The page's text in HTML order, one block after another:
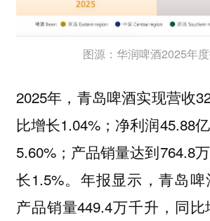
图源：华润啤酒2025年
2025年，青岛啤酒实现营收
比增长1.04%；净利润45.88
5.60%；产品销量达到764.8
长1.5%。年报显示，青岛
产品销量449.4万千升，同比